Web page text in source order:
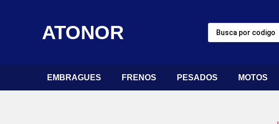
ATONOR
EMBRAGUES FRENOS PESADOS MOTOS